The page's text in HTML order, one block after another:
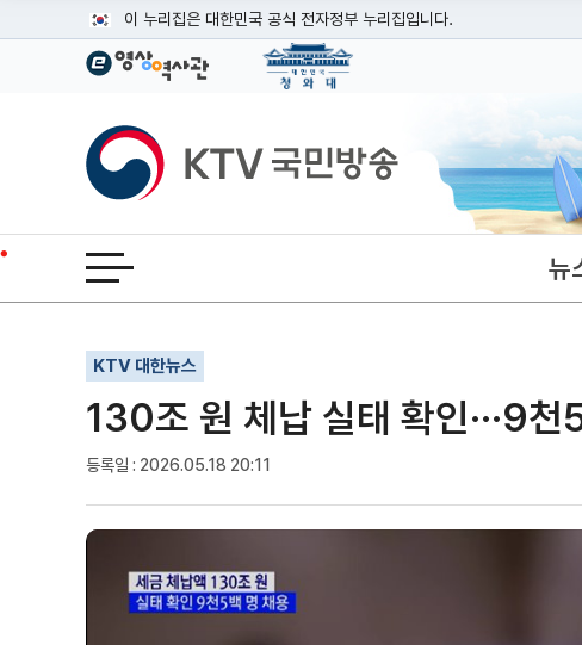
이 누리집은 대한민국 공식 전자정부 누리집입니다.
공식 누리집 주소 확인하기
이밖에 or.kr 또는 .kr등 다른 도메인 주소를 사용하고 있다면 아래 URL
운영중인 공식 누리집보기
KTV국민방송
전체메뉴 열기 뉴
KTV 대한뉴스
130조 원 체납 실태 확인···9
등록일 : 2026.05.18 20:11
기사인쇄
글자확대
글자축소